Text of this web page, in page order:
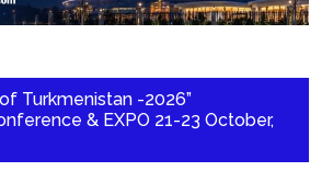
of Turkmenistan -2026”
& EXPO 21-23 October,